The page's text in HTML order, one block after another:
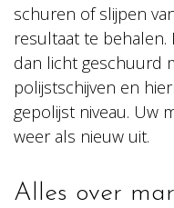
schuren of slijpen
resultaat te
dan licht geschuurd
polijstschijven en
gepolijst niveau. Uw
weer als nieuw uit.
Alles over